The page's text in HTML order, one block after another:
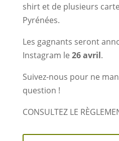
shirt et de plusieurs
Pyrénées.
Les gagnants seront
Instagram le 26 avril.
Suivez-nous pour ne
question !
CONSULTEZ LE